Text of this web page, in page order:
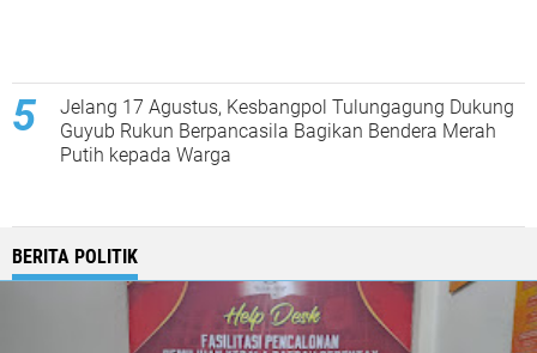
Jelang 17 Agustus, Kesbangpol Tulungagung Dukung
Guyub Rukun Berpancasila Bagikan Bendera Merah
Putih kepada Warga
BERITA POLITIK